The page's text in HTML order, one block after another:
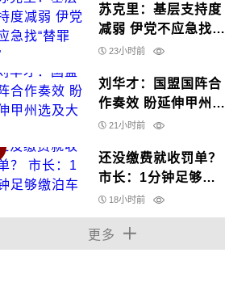
苏克里：基层支持度
减弱 伊党不应急找
“替罪羊”
23小时前
刘华才：国盟国阵合
作奏效 盼延伸甲州选
及大选
21小时前
还没缴费就收罚单？
市长：1分钟足够缴
泊车费
18小时前
更多